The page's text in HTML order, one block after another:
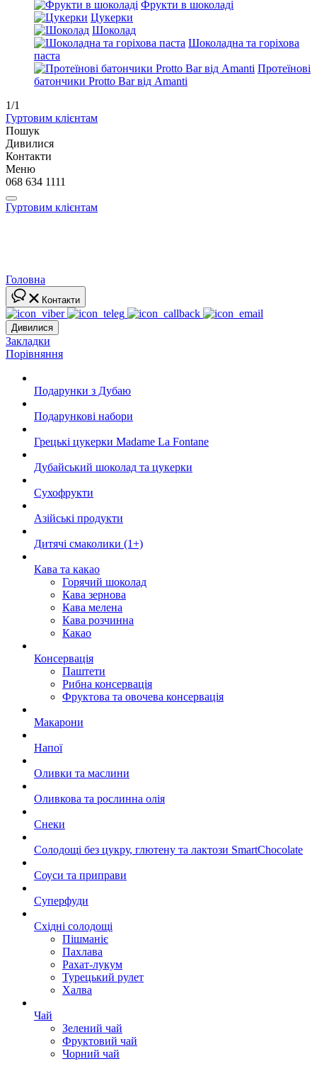
Фрукти в шоколаді
Цукерки
Шоколад
Шоколадна та горіхова
паста
Протеїнові
батончики Protto Bar від Amanti
1/1
Гуртовим клієнтам
Пошук
Дивилися
Контакти
Меню
068 634 1111
Гуртовим клієнтам
Головна
Контакти
Дивилися
Закладки
Порівняння
Подарунки з Дубаю
Подарункові набори
Грецькі цукерки Madame La Fontane
Дубайський шоколад та цукерки
Сухофрукти
Азійські продукти
Дитячі смаколики (1+)
Кава та какао
Горячий шоколад
Кава зернова
Кава мелена
Кава розчинна
Какао
Консервація
Паштети
Рибна консервація
Фруктова та овочева консервація
Макарони
Напої
Оливки та маслини
Оливкова та рослинна олія
Снеки
Солодощі без цукру, глютену та лактози SmartChocolate
Соуси та приправи
Суперфуди
Східні солодощі
Пішманіє
Пахлава
Рахат-лукум
Турецький рулет
Халва
Чай
Зелений чай
Фруктовий чай
Чорний чай